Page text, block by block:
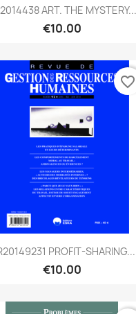
ART. THE MYSTERY...
€10.00
PROFIT-SHARING...
€10.00
favorite_border